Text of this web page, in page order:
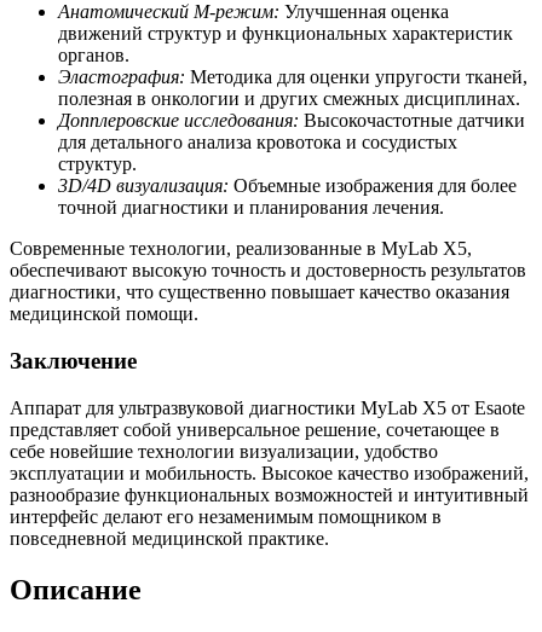
Анатомический М-режим: Улучшенная оценка
движений структур и функциональных характеристик
органов.
Эластография: Методика для оценки упругости тканей,
полезная в онкологии и других смежных дисциплинах.
Допплеровские исследования: Высокочастотные датчики
для детального анализа кровотока и сосудистых
структур.
3D/4D визуализация: Объемные изображения для более
точной диагностики и планирования лечения.
Современные технологии, реализованные в MyLab X5,
обеспечивают высокую точность и достоверность результатов
диагностики, что существенно повышает качество оказания
медицинской помощи.
Заключение
Аппарат для ультразвуковой диагностики MyLab X5 от Esaote
представляет собой универсальное решение, сочетающее в
себе новейшие технологии визуализации, удобство
эксплуатации и мобильность. Высокое качество изображений,
разнообразие функциональных возможностей и интуитивный
интерфейс делают его незаменимым помощником в
повседневной медицинской практике.
Описание